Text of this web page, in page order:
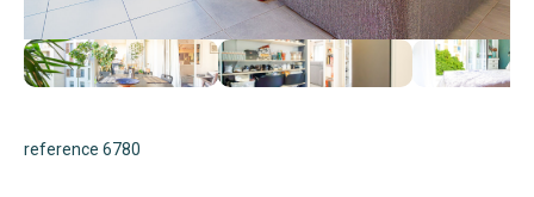
Notre City Guide
reference 6780